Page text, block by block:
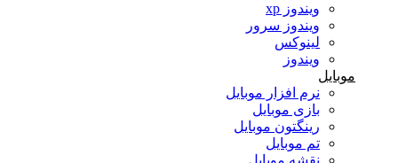
ویندوز xp
ویندوز سرور
لینوکس
ویندوز
نرم افزار موبایل
بازی موبایل
رینگتون موبایل
تم موبایل
نقشه موبایل